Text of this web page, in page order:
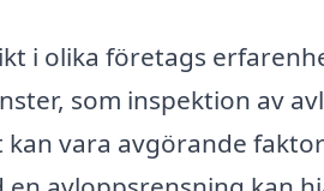
i olika företags
som inspektion av
vara avgörande